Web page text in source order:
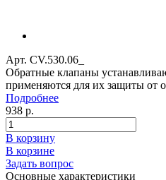
Арт. CV.530.06_
Обратные клапаны
применяются для их защиты от
Подробнее
938 р.
В корзину
В корзине
Задать вопрос
Основные характеристики